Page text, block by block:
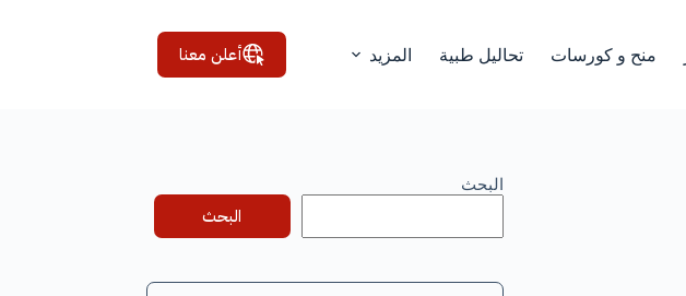
منح و كورسات تحاليل طبية المزيد أعلن معنا
البحث
البحث